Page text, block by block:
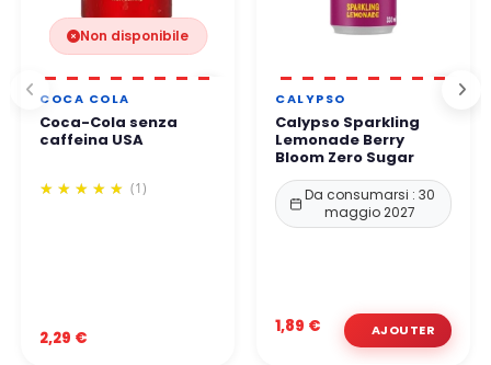
Non disponibile
COCA COLA
Coca-Cola senza
caffeina USA
(1)
2,29 €
CALYPSO
Calypso Sparkling
Lemonade Berry
Bloom Zero Sugar
Da consumarsi : 30
maggio 2027
1,89 €